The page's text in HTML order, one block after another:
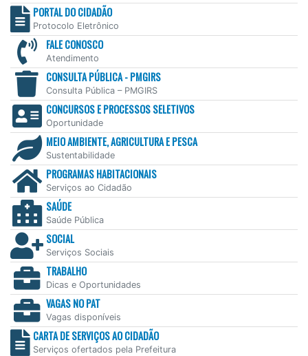
PORTAL DO CIDADÃO
Protocolo Eletrônico
FALE CONOSCO
Atendimento
CONSULTA PÚBLICA - PMGIRS
Consulta Pública – PMGIRS
CONCURSOS E PROCESSOS SELETIVOS
Oportunidade
MEIO AMBIENTE, AGRICULTURA E PESCA
Sustentabilidade
PROGRAMAS HABITACIONAIS
Serviços ao Cidadão
SAÚDE
Saúde Pública
SOCIAL
Serviços Sociais
TRABALHO
Dicas e Oportunidades
VAGAS NO PAT
Vagas disponíveis
CARTA DE SERVIÇOS AO CIDADÃO
Serviços ofertados pela Prefeitura